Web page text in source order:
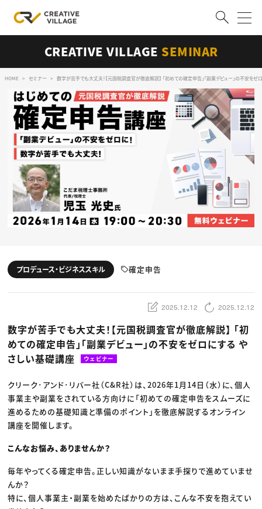
ログイン 会員登録
RECRUIT
クリエイター求人を探す
CREATIVE JOB求人検索
特集求人
採用説明会
転職支援サービス
CONTENTS
スキルアップしたい！
動画配信・映像制作
編集・ライティング
ディレクション
TOP Creator’s コラム トップ
Webクリエイター
ゲームクリエイター
クリエイターインタビュー
C＆R Magazine
セミナー
ニュース・トレンド トップ
Web
映像
ゲーム・エンタメ
広告
CREATIVE VILLAGEからのお知らせ
プロフェッショナル×つながる×メディア
CREATIVE VILLAGE SEMINAR
HOME セミナー 数字が苦手でも大丈夫！【元国税調査官が徹底解説】 「初めての確定申告」「副業デビュー」の不安を
プロデュース・ビジネススキル 確定申告
2025.12.12 2025.12.12
数字が苦手でも大丈夫！【元国税調査官が徹底解説】 「初
めての確定申告」「副業デビュー」の不安をゼロにする や
さしい基礎講座
ウェビナー
クリーク･アンド･リバー社（C&R社）は、2026年1月14日（水）に、個人
事業主や副業をされている方向けに「初めての確定申告をスムーズに
進めるための基礎知識と準備のポイント」を徹底解説するオンライン
講座を開催します。
こんなお悩み、ありませんか？
毎年やってくる確定申告。正しい知識がないまま手探りで進めていませ
んか？
特に、個人事業主・副業を始めたばかりの方は、こんな不安を抱えてい